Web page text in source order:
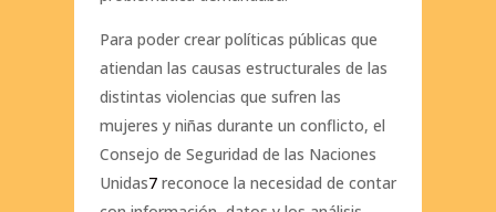
Para poder crear políticas públicas que
atiendan las causas estructurales de las
distintas violencias que sufren las
mujeres y niñas durante un conflicto, el
Consejo de Seguridad de las Naciones
Unidas7reconoce la necesidad de contar